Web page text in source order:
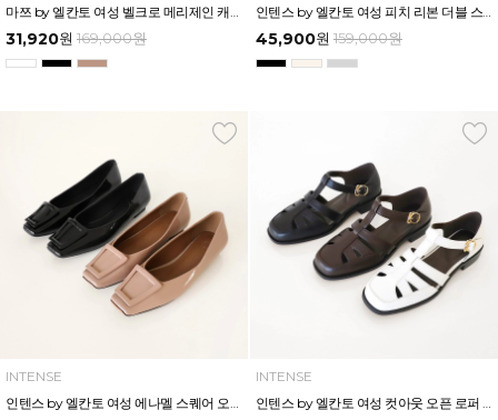
31,920원 169,000원 45,900원 159,000원
INTENSE
INTENSE